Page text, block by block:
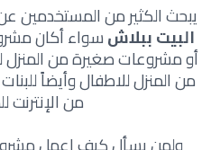
يبحث الكثير من المستخدمين
البيت ببلاشسواء أكان
أو مشروعات صغيرة من المنزل
من المنزل للاطفال وأيضاً
من الإنترنت